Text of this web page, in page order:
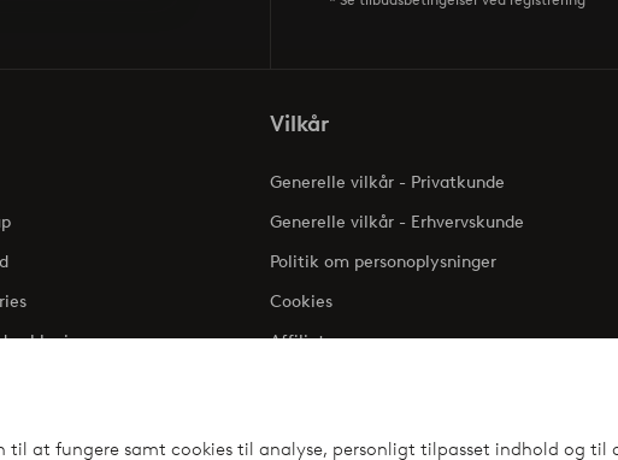
at fungere samt cookies til analyse, personligt tilpasset indhold og til
Vilkår
Generelle vilkår - Privatkunde
Generelle vilkår - Erhvervskunde
Politik om personoplysninger
Cookies
Affiliate